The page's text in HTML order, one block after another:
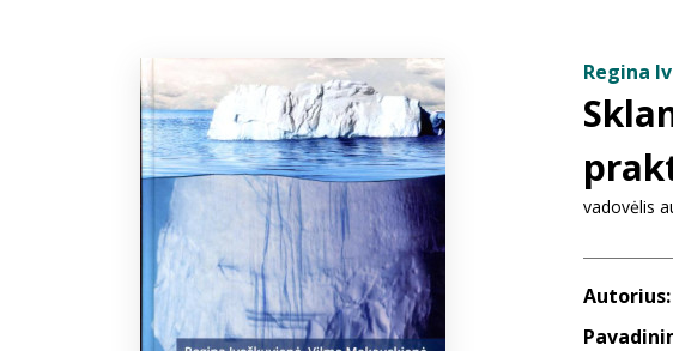
Regina
vadovėlis
Autorius: